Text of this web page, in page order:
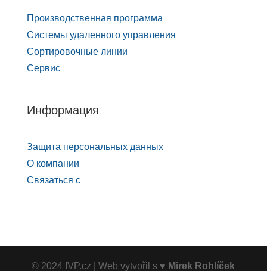
Производственная программа
Системы удаленного управления
Сортировочные линии
Сервис
Информация
Защита персональных данных
О компании
Связаться с
© 2024 IVP.cz | Web vytvořil s ♥ Mirek Rohlíček